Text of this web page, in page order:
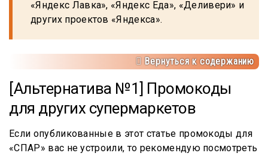
«Яндекс Лавка», «Яндекс Еда», «Деливери» и
других проектов «Яндекса».
Вернуться к содержанию
[Альтернатива №1] Промокоды
для других супермаркетов
Если опубликованные в этот статье промокоды для
«СПАР» вас не устроили, то рекомендую посмотреть